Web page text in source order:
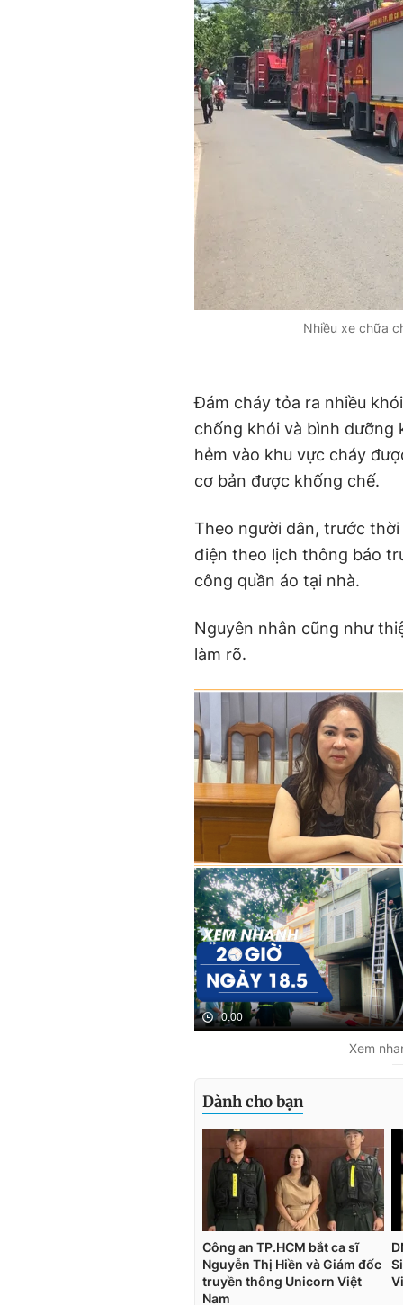
Nhiều xe chữa
Đám cháy tỏa ra nhiều
chống khói và bình dưỡng
hẻm vào khu vực cháy
cơ bản được khống chế.
Theo người dân, trước thời
điện theo lịch thông báo
công quần áo tại nhà.
Nguyên nhân cũng như
làm rõ.
0:00
Xem